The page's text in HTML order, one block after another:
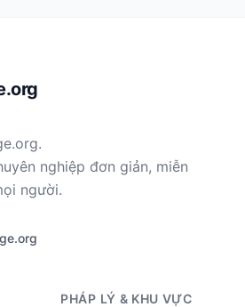
.
nghiệp đơn giản, miễn
người.
PHÁP LÝ & KHU VỰC